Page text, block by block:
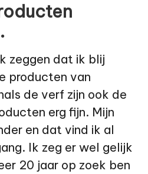
zeggen dat ik blij
producten van
de verf zijn ook de
erg fijn. Mijn
en dat vind ik al
Ik zeg er wel gelijk
20 jaar op zoek ben